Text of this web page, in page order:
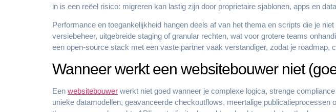
in is een reëel risico: migreren kan lastig zijn door proprietaire sjablonen, apps en
Performance en toegankelijkheid hangen deels af van het thema en scripts die je
versiebeheer, uitgebreide staging of granular rechten, wat voor grotere teams
een open-source stack met een vaste partner vaak verstandiger, zodat je roadmap,
Wanneer werkt een websitebouwer niet
Een websitebouwer werkt niet goed wanneer je complexe logica, strenge
unieke datamodellen, geavanceerde checkoutflows, meertalige